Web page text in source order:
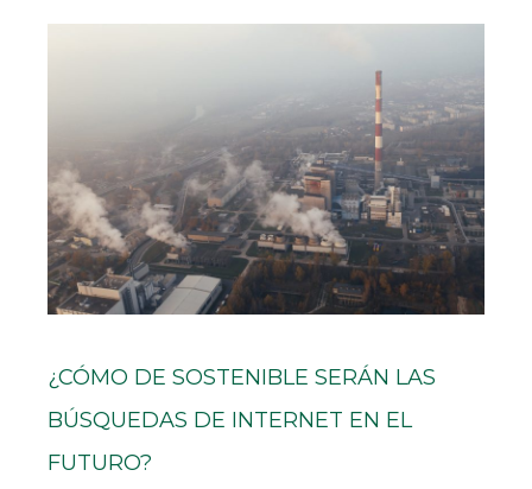
¿CÓMO DE SOSTENIBLE SERÁN LAS
BÚSQUEDAS DE INTERNET EN EL
FUTURO?